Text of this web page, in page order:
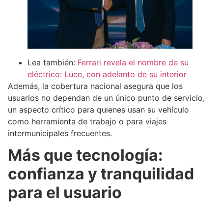
Lea también: Ferrari revela el nombre de su
eléctrico: Luce, con adelanto de su interior
Además, la cobertura nacional asegura que los
usuarios no dependan de un único punto de servicio,
un aspecto crítico para quienes usan su vehículo
como herramienta de trabajo o para viajes
intermunicipales frecuentes.
Más que tecnología:
confianza y tranquilidad
para el usuario